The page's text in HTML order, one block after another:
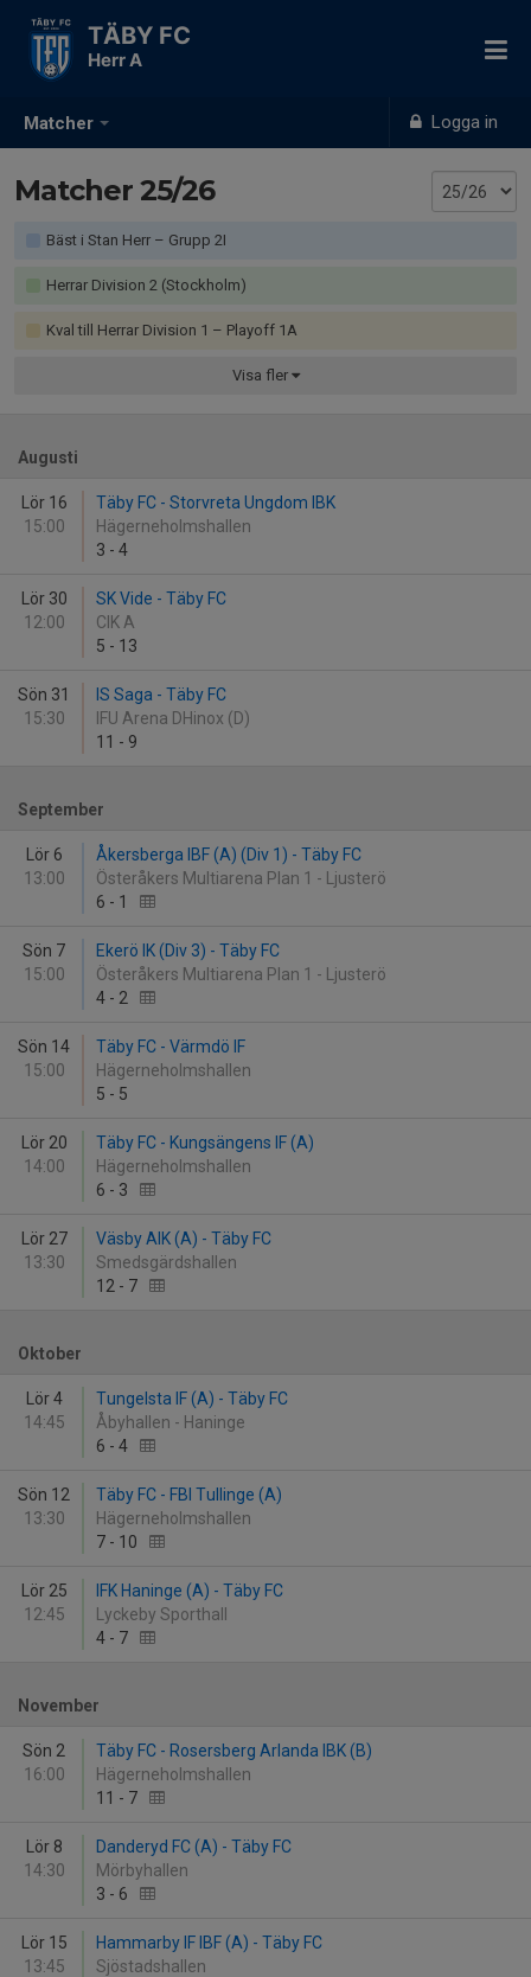
Matcher Logga in
TÄBY FC
Herr A
Matcher 25/26
Bäst i Stan Herr – Grupp 2I
Herrar Division 2 (Stockholm)
Kval till Herrar Division 1 – Playoff 1A
Visa fler
Augusti
Lör 16
15:00
Täby FC - Storvreta Ungdom IBK
Hägerneholmshallen
3 - 4
Lör 30
12:00
SK Vide - Täby FC
CIK A
5 - 13
Sön 31
15:30
IS Saga - Täby FC
IFU Arena DHinox (D)
11 - 9
September
Lör 6
13:00
Åkersberga IBF (A) (Div 1) - Täby FC
Österåkers Multiarena Plan 1 - Ljusterö
6 - 1
Sön 7
15:00
Ekerö IK (Div 3) - Täby FC
Österåkers Multiarena Plan 1 - Ljusterö
4 - 2
Sön 14
15:00
Täby FC - Värmdö IF
Hägerneholmshallen
5 - 5
Lör 20
14:00
Täby FC - Kungsängens IF (A)
Hägerneholmshallen
6 - 3
Lör 27
13:30
Väsby AIK (A) - Täby FC
Smedsgärdshallen
12 - 7
Oktober
Lör 4
14:45
Tungelsta IF (A) - Täby FC
Åbyhallen - Haninge
6 - 4
Sön 12
13:30
Täby FC - FBI Tullinge (A)
Hägerneholmshallen
7 - 10
Lör 25
12:45
IFK Haninge (A) - Täby FC
Lyckeby Sporthall
4 - 7
November
Sön 2
16:00
Täby FC - Rosersberg Arlanda IBK (B)
Hägerneholmshallen
11 - 7
Lör 8
14:30
Danderyd FC (A) - Täby FC
Mörbyhallen
3 - 6
Lör 15
13:45
Hammarby IF IBF (A) - Täby FC
Sjöstadshallen